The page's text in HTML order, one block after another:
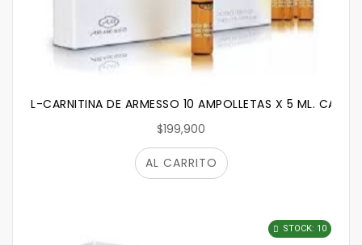
L-CARNITINA DE ARMESSO 10 AMPOLLETAS X 5 ML. CADA
$199,900
AL CARRITO
STOCK: 10